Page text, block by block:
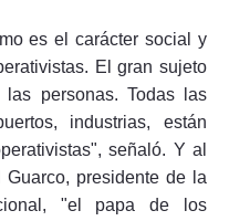
es el carácter social y
El gran sujeto
personas. Todas las
industrias, están
señaló. Y al
presidente de la
"el papa de los